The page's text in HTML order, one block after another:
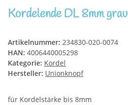
Kordelende DL 8mm grau
Artikelnummer: 234830-020-0074
HAN: 4006440005298
Kategorie: Kordel
Hersteller: Unionknopf
für Kordelstärke bis 8mm